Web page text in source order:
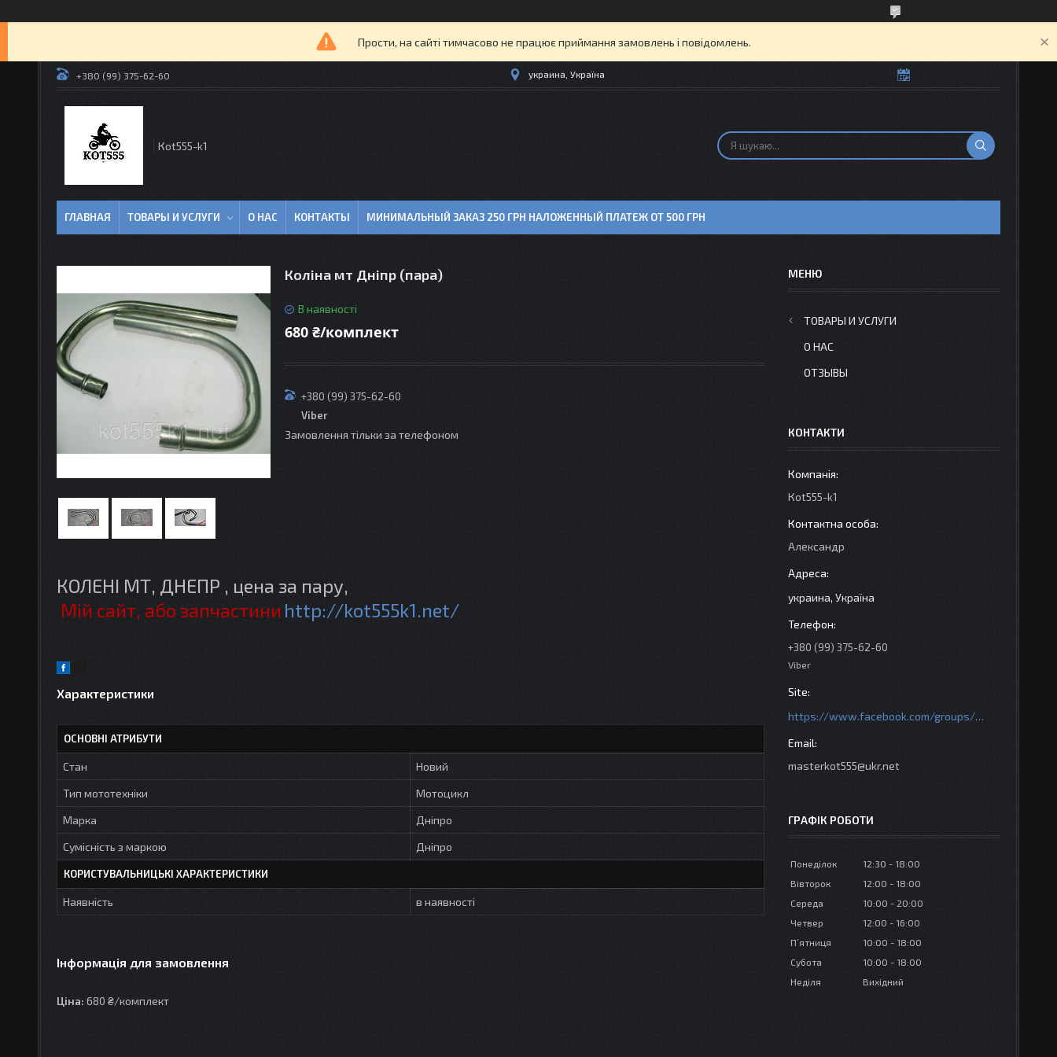
Прости, на сайті тимчасово не працює приймання замовлень і повідомлень.
+380 (99) 375-62-60 украина, Україна
Кot555-k1
ГЛАВНАЯ ТОВАРЫ И УСЛУГИ О НАС КОНТАКТЫ МИНИМАЛЬНЫЙ ЗАКАЗ 250 ГРН НАЛОЖЕННЫЙ ПЛАТЕЖ ОТ 500 ГРН
Коліна мт Дніпр (пара)
В наявності
680 ₴/комплект
+380 (99) 375-62-60
Viber
Замовлення тільки за телефоном
КОЛЕНІ МТ, ДНЕПР , цена за пару,
Мій сайт, або запчастини http://kot555k1.net/
Характеристики
ОСНОВНІ АТРИБУТИ
Стан
Новий
Тип мототехніки
Мотоцикл
Марка
Дніпро
Сумісність з маркою
Дніпро
КОРИСТУВАЛЬНИЦЬКІ ХАРАКТЕРИСТИКИ
Наявність в наявності
Інформація для замовлення
Ціна: 680 ₴/комплект
ТОВАРЫ И УСЛУГИ
О НАС
ОТЗЫВЫ
КОНТАКТИ
Кot555-k1
Александр
украина, Україна
+380 (99) 375-62-60
Viber
https://www.facebook.com/groups/httpsmotoshara.net
masterkot555@ukr.net
ГРАФІК РОБОТИ
Понеділок 12:30
18:00
Вівторок
12:00
18:00
Середа
10:00
20:00
Четвер
12:00
16:00
Пʼятниця
10:00
18:00
Субота
10:00
18:00
Неділя
Вихідний